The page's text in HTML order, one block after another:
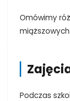
Omówimy
miąższowych.
Podczas